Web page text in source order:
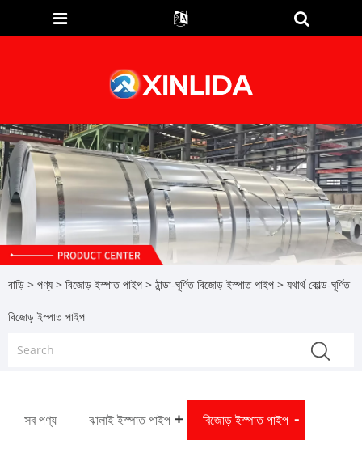
বাড়ি > পণ্য > বিজোড় ইস্পাত পাইপ > ঠান্ডা-ঘূর্ণিত বিজোড় ইস্পাত পাইপ > যথার্থ কোল্ড-ঘূর্ণিত
বিজোড় ইস্পাত পাইপ
সব পণ্য ঝালাই ইস্পাত পাইপ বিজোড় ইস্পাত পাইপ